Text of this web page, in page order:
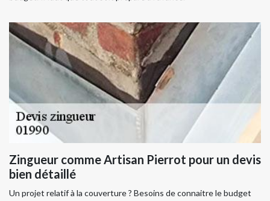
Zingueur comme Artisan Pierrot pour un devis
bien détaillé
Un projet relatif à la couverture ? Besoins de connaitre le budget